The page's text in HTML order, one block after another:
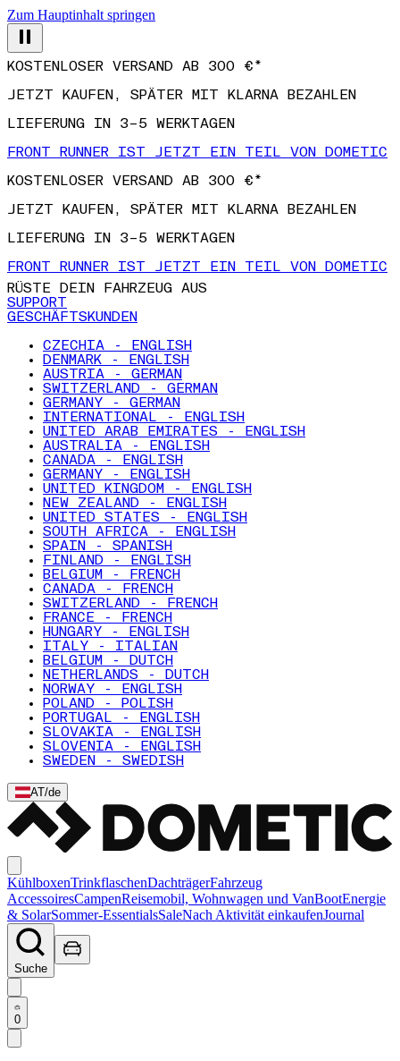
Zum Hauptinhalt springen
KOSTENLOSER VERSAND AB 300 €*
JETZT KAUFEN, SPÄTER MIT KLARNA BEZAHLEN
LIEFERUNG IN 3–5 WERKTAGEN
FRONT RUNNER IST JETZT EIN TEIL VON DOMETIC
KOSTENLOSER VERSAND AB 300 €*
JETZT KAUFEN, SPÄTER MIT KLARNA BEZAHLEN
LIEFERUNG IN 3–5 WERKTAGEN
FRONT RUNNER IST JETZT EIN TEIL VON DOMETIC
RÜSTE DEIN FAHRZEUG AUS
SUPPORT
GESCHÄFTSKUNDEN
CZECHIA - ENGLISH
DENMARK - ENGLISH
AUSTRIA - GERMAN
SWITZERLAND - GERMAN
GERMANY - GERMAN
INTERNATIONAL - ENGLISH
UNITED ARAB EMIRATES - ENGLISH
AUSTRALIA - ENGLISH
CANADA - ENGLISH
GERMANY - ENGLISH
UNITED KINGDOM - ENGLISH
NEW ZEALAND - ENGLISH
UNITED STATES - ENGLISH
SOUTH AFRICA - ENGLISH
SPAIN - SPANISH
FINLAND - ENGLISH
BELGIUM - FRENCH
CANADA - FRENCH
SWITZERLAND - FRENCH
FRANCE - FRENCH
HUNGARY - ENGLISH
ITALY - ITALIAN
BELGIUM - DUTCH
NETHERLANDS - DUTCH
NORWAY - ENGLISH
POLAND - POLISH
PORTUGAL - ENGLISH
SLOVAKIA - ENGLISH
SLOVENIA - ENGLISH
SWEDEN - SWEDISH
AT/de
KühlboxenTrinkflaschenDachträgerFahrzeug
AccessoiresCampenReisemobil, Wohnwagen und VanBootEnergie
& SolarSommer-EssentialsSaleNach Aktivität einkaufenJournal
Suche
0